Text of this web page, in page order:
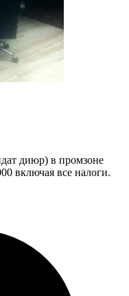
диюр) в промзоне
включая все налоги.